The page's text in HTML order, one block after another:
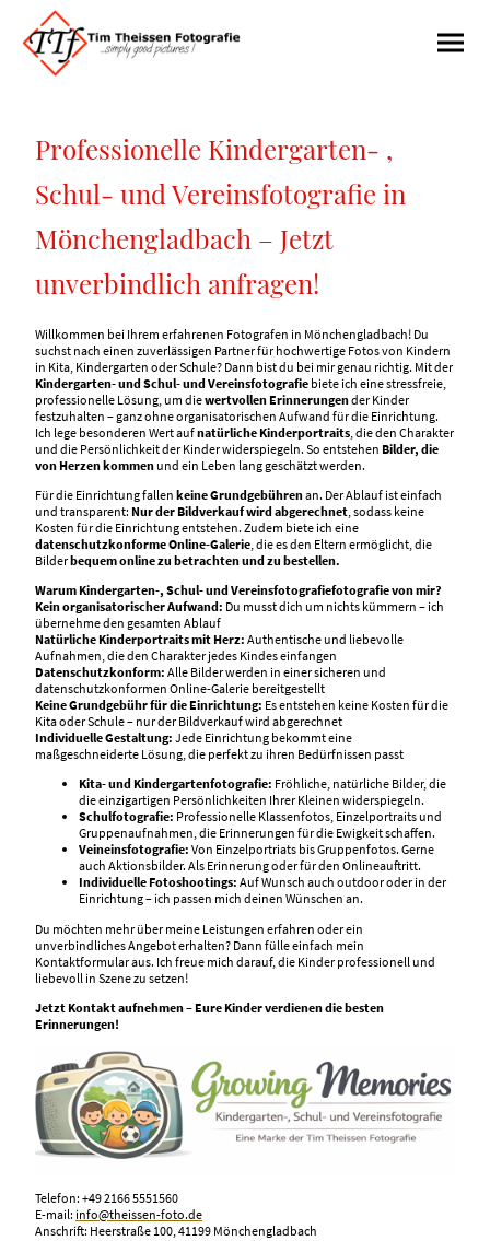
Professionelle Kindergarten- ,
Schul- und Vereinsfotografie in
Mönchengladbach – Jetzt
unverbindlich anfragen!
Willkommen bei Ihrem erfahrenen Fotografen in Mönchengladbach! Du
suchst nach einen zuverlässigen Partner für hochwertige Fotos von Kindern
in Kita, Kindergarten oder Schule? Dann bist du bei mir genau richtig. Mit der
Kindergarten- und Schul- und Vereinsfotografie biete ich eine stressfreie,
professionelle Lösung, um diewertvollen Erinnerungender Kinder
festzuhalten – ganz ohne organisatorischen Aufwand für die Einrichtung.
Ich lege besonderen Wert aufnatürliche Kinderportraits , die den Charakter
und die Persönlichkeit der Kinder widerspiegeln. So entstehen Bilder, die
von Herzen kommenund ein Leben lang geschätzt werden.
Für die Einrichtung fallen keine Grundgebührenan. Der Ablauf ist einfach
und transparent: Nur der Bildverkauf wird abgerechnet , sodass keine
Kosten für die Einrichtung entstehen. Zudem biete ich eine
datenschutzkonforme Online-Galerie , die es den Eltern ermöglicht, die
Bilderbequem online zu betrachten und zu bestellen.
Warum Kindergarten-, Schul- und Vereinsfotografiefotografie von mir?
Kein organisatorischer Aufwand: Du musst dich um nichts kümmern – ich
übernehme den gesamten Ablauf
Natürliche Kinderportraits mit Herz: Authentische und liebevolle
Aufnahmen, die den Charakter jedes Kindes einfangen
Datenschutzkonform: Alle Bilder werden in einer sicheren und
datenschutzkonformen Online-Galerie bereitgestellt
Keine Grundgebühr für die Einrichtung: Es entstehen keine Kosten für die
Kita oder Schule – nur der Bildverkauf wird abgerechnet
Individuelle Gestaltung: Jede Einrichtung bekommt eine
maßgeschneiderte Lösung, die perfekt zu ihren Bedürfnissen passt
Kita- und Kindergartenfotografie: Fröhliche, natürliche Bilder, die
die einzigartigen Persönlichkeiten Ihrer Kleinen widerspiegeln.
Schulfotografie: Professionelle Klassenfotos, Einzelportraits und
Gruppenaufnahmen, die Erinnerungen für die Ewigkeit schaffen.
Veineinsfotografie: Von Einzelportriats bis Gruppenfotos. Gerne
auch Aktionsbilder. Als Erinnerung oder für den Onlineauftritt.
Individuelle Fotoshootings: Auf Wunsch auch outdoor oder in der
Einrichtung – ich passen mich deinen Wünschen an.
Du möchten mehr über meine Leistungen erfahren oder ein
unverbindliches Angebot erhalten? Dann fülle einfach mein
Kontaktformular aus. Ich freue mich darauf, die Kinder professionell und
liebevoll in Szene zu setzen!
Jetzt Kontakt aufnehmen – Eure Kinder verdienen die besten
Erinnerungen!
Telefon: +49 2166 5551560
E-mail: info@theissen-foto.de
Anschrift: Heerstraße 100, 41199 Mönchengladbach